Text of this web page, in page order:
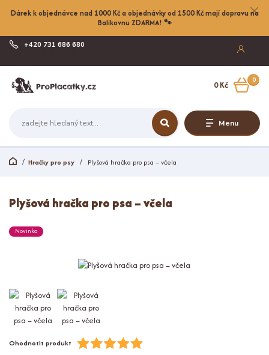
Dárek k objednávce nad 1000 Kč a objednávky od 1500 Kč mají dopravu na
Balíkovnu ZDARMA! 🐾
Menu
+420 731 686 680
0
0 Kč
Hračky pro psy Plyšová hračka pro psa – včela
Plyšová hračka pro psa – včela
Novinka
Ohodnotit produkt